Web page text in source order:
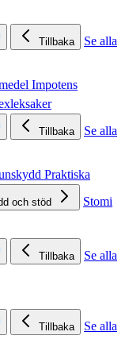
Tillbaka
Se alla
Impotens
Tillbaka
Se alla
Praktiska
och stöd
Stomi
Tillbaka
Se alla
Tillbaka
Se alla